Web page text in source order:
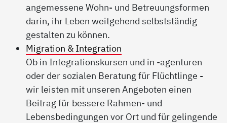
angemessene Wohn- und Betreuungsformen
darin, ihr Leben weitgehend selbstständig
gestalten zu können.
Migration & Integration
Ob in Integrationskursen und in -agenturen
oder der sozialen Beratung für Flüchtlinge -
wir leisten mit unseren Angeboten einen
Beitrag für bessere Rahmen- und
Lebensbedingungen vor Ort und für gelingende